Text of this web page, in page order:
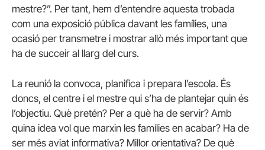
mestre?”. Per tant, hem d’entendre aquesta trobada
com una exposició pública davant les famílies, una
ocasió per transmetre i mostrar allò més important que
ha de succeir al llarg del curs.
La reunió la convoca, planifica i prepara l’escola. És
doncs, el centre i el mestre qui s’ha de plantejar quin és
l’objectiu. Què pretén? Per a què ha de servir? Amb
quina idea vol que marxin les famílies en acabar? Ha de
ser més aviat informativa? Millor orientativa? De què